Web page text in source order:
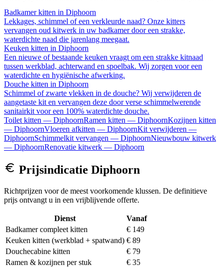
Badkamer kitten in Diphoorn
Lekkages, schimmel of een verkleurde naad? Onze kitters
vervangen oud kitwerk in uw badkamer door een strakke,
waterdichte naad die jarenlang meegaat.
Keuken kitten in Diphoorn
Een nieuwe of bestaande keuken vraagt om een strakke kitnaad
tussen werkblad, achterwand en spoelbak. Wij zorgen voor een
waterdichte en hygiënische afwerking.
Douche kitten in Diphoorn
Schimmel of zwarte vlekken in de douche? Wij verwijderen de
aangetaste kit en vervangen deze door verse schimmelwerende
sanitairkit voor een 100% waterdichte douche.
Toilet kitten — DiphoornRamen kitten — DiphoornKozijnen kitten
— DiphoornVloeren afkitten — DiphoornKit verwijderen —
DiphoornSchimmelkit vervangen — DiphoornNieuwbouw kitwerk
— DiphoornRenovatie kitwerk — Diphoorn
Prijsindicatie Diphoorn
Richtprijzen voor de meest voorkomende klussen. De definitieve
prijs ontvangt u in een vrijblijvende offerte.
Dienst
Vanaf
Badkamer compleet kitten
€ 149
Keuken kitten (werkblad + spatwand) € 89
Douchecabine kitten
€ 79
Ramen & kozijnen per stuk
€ 35